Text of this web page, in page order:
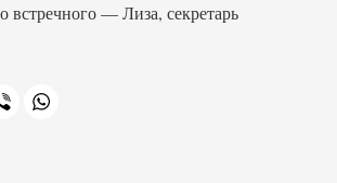
встречного — Лиза, секретарь